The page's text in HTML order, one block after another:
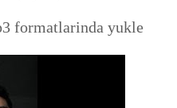
formatlarinda yukle